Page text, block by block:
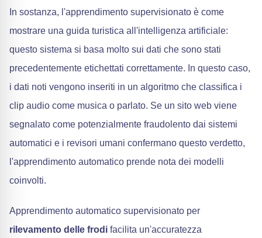
In sostanza, l'apprendimento supervisionato è come
mostrare una guida turistica all'intelligenza artificiale:
questo sistema si basa molto sui dati che sono stati
precedentemente etichettati correttamente. In questo caso,
i dati noti vengono inseriti in un algoritmo che classifica i
clip audio come musica o parlato. Se un sito web viene
segnalato come potenzialmente fraudolento dai sistemi
automatici e i revisori umani confermano questo verdetto,
l'apprendimento automatico prende nota dei modelli
coinvolti.
Apprendimento automatico supervisionato per
rilevamento delle frodi facilita un'accuratezza